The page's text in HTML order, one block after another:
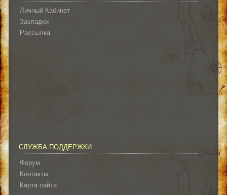
Личный Кабинет
Закладки
Рассылка
СЛУЖБА ПОДДЕРЖКИ
Форум
Контакты
Карта сайта